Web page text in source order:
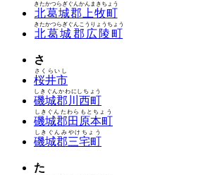
北葛城郡上牧町
きたかつらぎぐんかんまきちょう
北葛城郡広陵町
きたかつらぎぐんこうりょうちょう
さ
桜井市
さくらいし
磯城郡川西町
しきぐんかわにしちょう
磯城郡田原本町
しきぐんたわらもとちょう
磯城郡三宅町
しきぐんみやけちょう
た